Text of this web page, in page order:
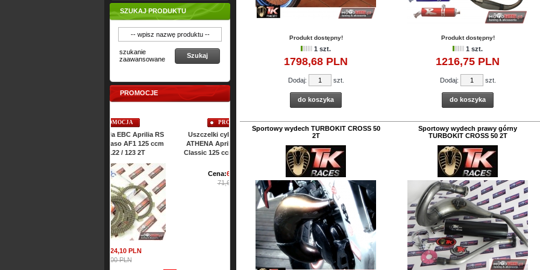
SZUKAJ PRODUKTU
szukanie
zaawansowane
Szukaj
PROMOCJE
Uszczelki cylindra TOP-END
ATHENA Aprilia RS SX MX RX
Classic 125 ccm ROTAX 122 2T
Cena:
71,65 PLN
PROMOCJA
Uszczelki silnika ATHENA Aprilia
ROTAX 122 2T
157,76PLN
175,27 PLN
PROMOCJA
Uszczelki silnikowe ATHENA
Uszczelki cylindra
Produkt dostępny!
1 szt.
1798,68 PLN
Produkt dostępny!
1 szt.
1216,75 PLN
Dodaj: szt.
do koszyka
Dodaj: szt.
do koszyka
Sportowy wydech TURBOKIT CROSS 50
2T
Sportowy wydech prawy górny
TURBOKIT CROSS 50 2T